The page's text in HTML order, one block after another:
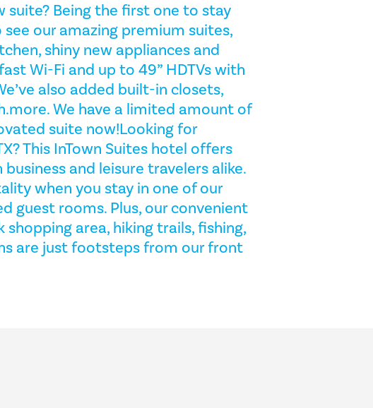
suite? Being the first one to stay
our amazing premium suites,
shiny new appliances and
Wi-Fi and up to 49” HDTVs with
also added built-in closets,
We have a limited amount of
suite now!Looking for
This InTown Suites hotel offers
and leisure travelers alike.
when you stay in one of our
guest rooms. Plus, our convenient
area, hiking trails, fishing,
are just footsteps from our front